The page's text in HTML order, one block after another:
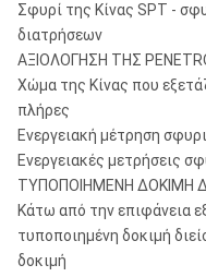
Σφυρί της Κίνας SPT -
διατρήσεων
ΑΞΙΟΛΟΓΗΣΗ ΤΗΣ
Χώμα της Κίνας που
πλήρες
Ενεργειακή μέτρηση
Ενεργειακές μετρήσεις
ΤΥΠΟΠΟΙΗΜΕΝΗ ΔΟΚΙΜΗ
Κάτω από την επιφάνεια
τυποποιημένη δοκιμή
δοκιμή